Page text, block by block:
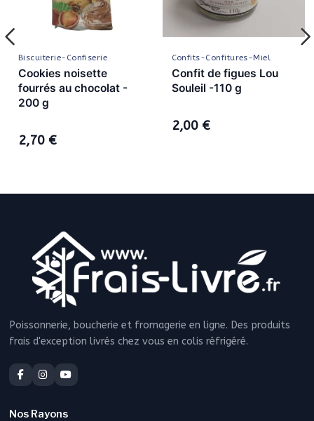
Biscuiterie-Confiserie
Cookies noisette
fourrés au chocolat -
200 g
2,70 €
Confits-Confitures-Miel
Confit de figues Lou
Souleil -110 g
2,00 €
Poissonnerie, boucherie et fromagerie en ligne. Des produits
frais d'exception livrés chez vous en colis réfrigéré.
Nos Rayons